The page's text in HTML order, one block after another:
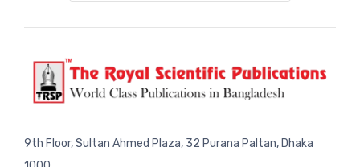
9th Floor, Sultan Ahmed Plaza, 32 Purana Paltan, Dhaka